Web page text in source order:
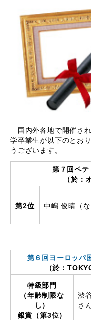
国内外各地で開催さ
学卒業生が以下のとお
うございます。
第７回ペ
（於：
第2位 中嶋 俊晴（
第６回ヨーロッパ
（於：
特級部門
（年齢制限な
し）
銀賞（第3位）
渋
さ